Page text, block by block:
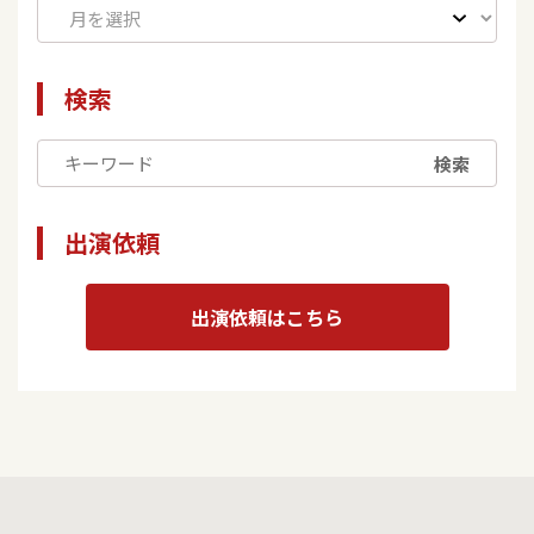
検索
検索
出演依頼
出演依頼はこちら